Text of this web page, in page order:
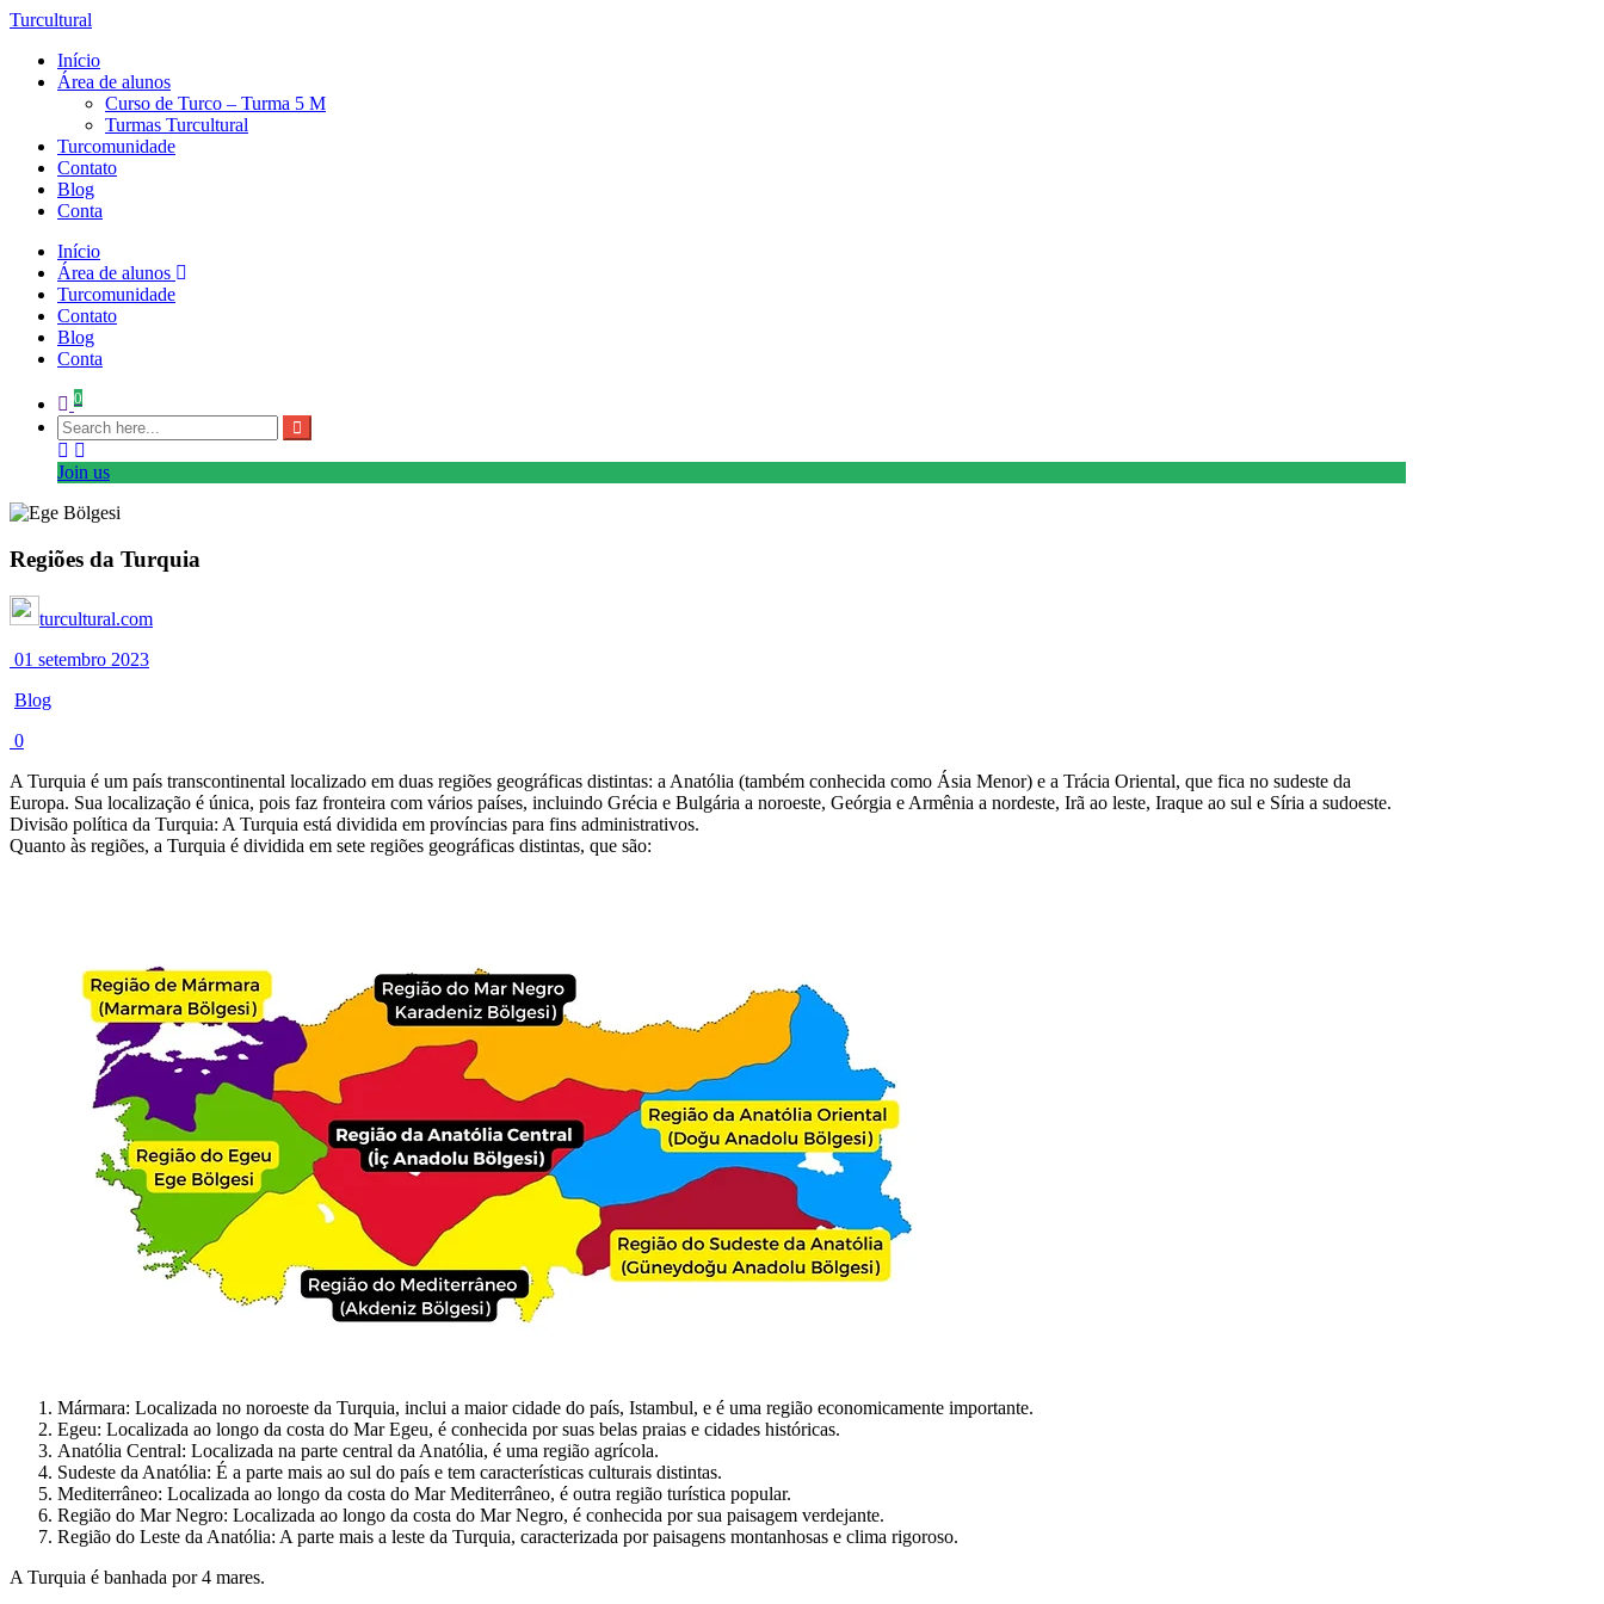
Turcultural
Início
Área de alunos
Curso de Turco – Turma 5 M
Turmas Turcultural
Turcomunidade
Contato
Blog
Conta
Início
Área de alunos
Turcomunidade
Contato
Blog
Conta
0
Join us
Regiões da Turquia
turcultural.com
01 setembro 2023
Blog
0
A Turquia é um país transcontinental localizado em duas regiões geográficas distintas: a Anatólia (também conhecida como Ásia Menor) e a Trácia Oriental, que fica no sudeste da
Europa. Sua localização é única, pois faz fronteira com vários países, incluindo Grécia e Bulgária a noroeste, Geórgia e Armênia a nordeste, Irã ao leste, Iraque ao sul e Síria a sudoeste.
Divisão política da Turquia: A Turquia está dividida em províncias para fins administrativos.
Quanto às regiões, a Turquia é dividida em sete regiões geográficas distintas, que são:
Mármara: Localizada no noroeste da Turquia, inclui a maior cidade do país, Istambul, e é uma região economicamente importante.
Egeu: Localizada ao longo da costa do Mar Egeu, é conhecida por suas belas praias e cidades históricas.
Anatólia Central: Localizada na parte central da Anatólia, é uma região agrícola.
Sudeste da Anatólia: É a parte mais ao sul do país e tem características culturais distintas.
Mediterrâneo: Localizada ao longo da costa do Mar Mediterrâneo, é outra região turística popular.
Região do Mar Negro: Localizada ao longo da costa do Mar Negro, é conhecida por sua paisagem verdejante.
Região do Leste da Anatólia: A parte mais a leste da Turquia, caracterizada por paisagens montanhosas e clima rigoroso.
A Turquia é banhada por 4 mares.